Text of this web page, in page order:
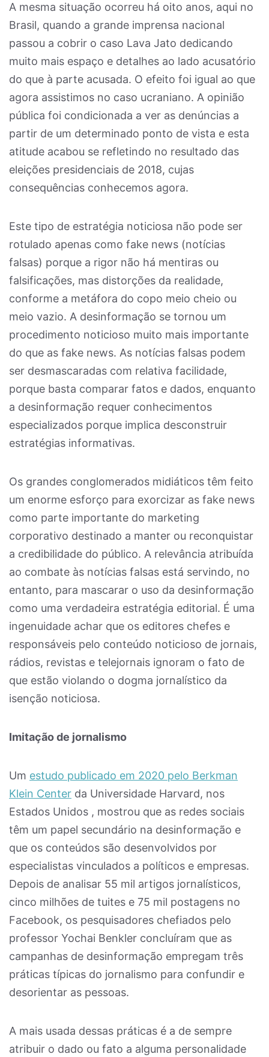
A mesma situação ocorreu há oito anos, aqui no
Brasil, quando a grande imprensa nacional
passou a cobrir o caso Lava Jato dedicando
muito mais espaço e detalhes ao lado acusatório
do que à parte acusada. O efeito foi igual ao que
agora assistimos no caso ucraniano. A opinião
pública foi condicionada a ver as denúncias a
partir de um determinado ponto de vista e esta
atitude acabou se refletindo no resultado das
eleições presidenciais de 2018, cujas
consequências conhecemos agora.
Este tipo de estratégia noticiosa não pode ser
rotulado apenas como fake news (notícias
falsas) porque a rigor não há mentiras ou
falsificações, mas distorções da realidade,
conforme a metáfora do copo meio cheio ou
meio vazio. A desinformação se tornou um
procedimento noticioso muito mais importante
do que as fake news. As notícias falsas podem
ser desmascaradas com relativa facilidade,
porque basta comparar fatos e dados, enquanto
a desinformação requer conhecimentos
especializados porque implica desconstruir
estratégias informativas.
Os grandes conglomerados midiáticos têm feito
um enorme esforço para exorcizar as fake news
como parte importante do marketing
corporativo destinado a manter ou reconquistar
a credibilidade do público. A relevância atribuída
ao combate às notícias falsas está servindo, no
entanto, para mascarar o uso da desinformação
como uma verdadeira estratégia editorial. É uma
ingenuidade achar que os editores chefes e
responsáveis pelo conteúdo noticioso de jornais,
rádios, revistas e telejornais ignoram o fato de
que estão violando o dogma jornalístico da
isenção noticiosa.
Imitação de jornalismo
Um estudo publicado em 2020 pelo Berkman
Klein Center da Universidade Harvard, nos
Estados Unidos , mostrou que as redes sociais
têm um papel secundário na desinformação e
que os conteúdos são desenvolvidos por
especialistas vinculados a políticos e empresas.
Depois de analisar 55 mil artigos jornalísticos,
cinco milhões de tuites e 75 mil postagens no
Facebook, os pesquisadores chefiados pelo
professor Yochai Benkler concluíram que as
campanhas de desinformação empregam três
práticas típicas do jornalismo para confundir e
desorientar as pessoas.
A mais usada dessas práticas é a de sempre
atribuir o dado ou fato a alguma personalidade